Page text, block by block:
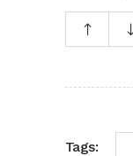
Tags: